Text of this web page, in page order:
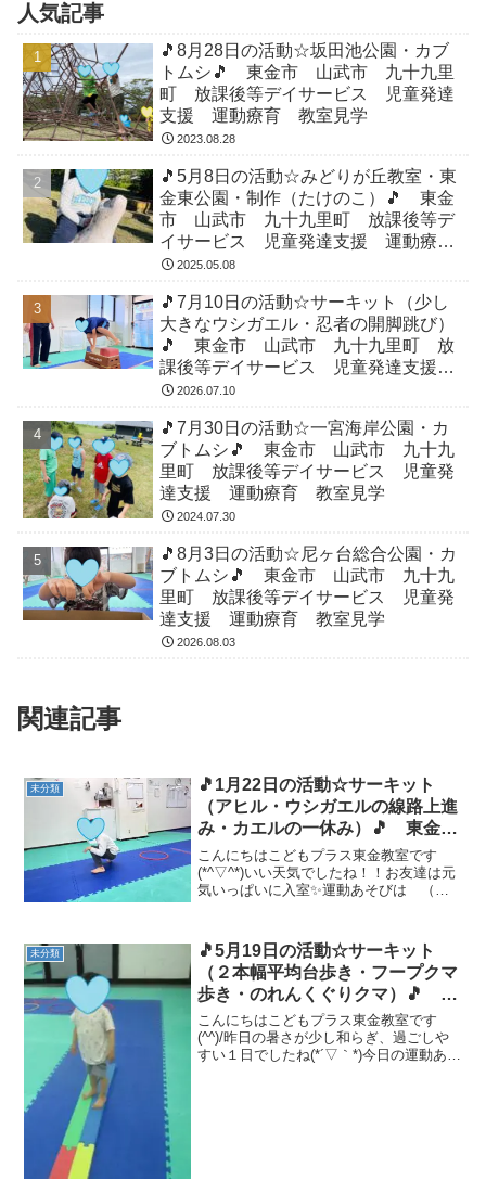
人気記事
🎵8月28日の活動☆坂田池公園・カブ
トムシ🎵 東金市 山武市 九十九里
町 放課後等デイサービス 児童発達
支援 運動療育 教室見学
2023.08.28
🎵5月8日の活動☆みどりが丘教室・東
金東公園・制作（たけのこ）🎵 東金
市 山武市 九十九里町 放課後等デ
イサービス 児童発達支援 運動療
育 教室見学
2025.05.08
🎵7月10日の活動☆サーキット（少し
大きなウシガエル・忍者の開脚跳び）
🎵 東金市 山武市 九十九里町 放
課後等デイサービス 児童発達支援
運動療育 教室見学
2026.07.10
🎵7月30日の活動☆一宮海岸公園・カ
ブトムシ🎵 東金市 山武市 九十九
里町 放課後等デイサービス 児童発
達支援 運動療育 教室見学
2024.07.30
🎵8月3日の活動☆尼ヶ台総合公園・カ
ブトムシ🎵 東金市 山武市 九十九
里町 放課後等デイサービス 児童発
達支援 運動療育 教室見学
2026.08.03
関連記事
未分類
🎵1月22日の活動☆サーキット
（アヒル・ウシガエルの線路上進
み・カエルの一休み）🎵 東金
市 山武市 九十九里町 放課後
等デイサービス 児童発達支援
運動療育 教室見学
こんにちはこどもプラス東金教室です
(*^▽^*)いい天気でしたね！！お友達は元
気いっぱいに入室✨運動あそびは （ア
進むことができました👍 ウシガエルは、
線路からはみ出さ...
未分類
🎵5月19日の活動☆サーキット
（２本幅平均台歩き・フープクマ
歩き・のれんくぐりクマ）🎵 東
金市 山武市 九十九里町 放課
後等デイサービス 児童発達支
援 運動療育 教室見学
こんにちはこどもプラス東金教室です
(^^)/昨日の暑さが少し和らぎ、過ごしや
すい１日でしたね(*´▽｀*)今日の運動あそ